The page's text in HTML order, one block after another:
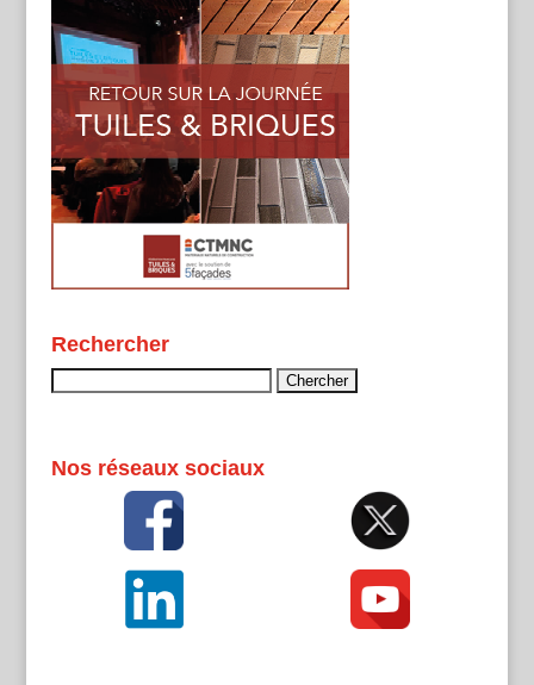
Rechercher
Nos réseaux sociaux